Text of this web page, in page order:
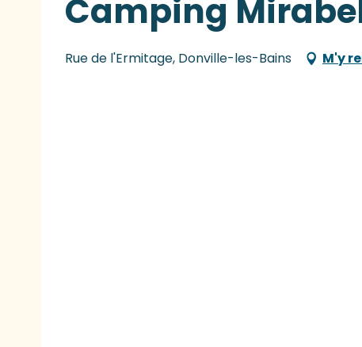
Camping
Rue de l'Ermitage, Donville-les-Bains M'y